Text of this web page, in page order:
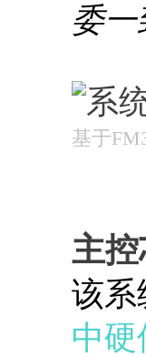
委一
基于
主
该系
中